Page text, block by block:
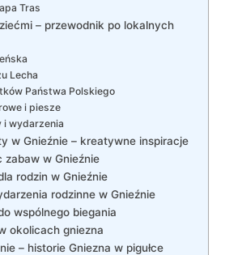
Tras
​– ⁤przewodnik ⁢po lokalnych
⁣Lecha
Państwa Polskiego
i piesze
i wydarzenia
​w Gnieźnie – kreatywne inspiracje
zabaw w Gnieźnie
⁣rodzin w Gnieźnie
rodzinne w Gnieźnie
wspólnego biegania
okolicach gniezna
– historie Gniezna w‌ pigułce